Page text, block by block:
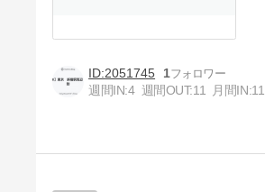
2051745
1
週間IN:4 週間OUT:11 月間IN:11